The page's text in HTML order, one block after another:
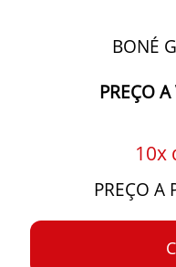
BONÉ
PREÇO
10x
PREÇO A